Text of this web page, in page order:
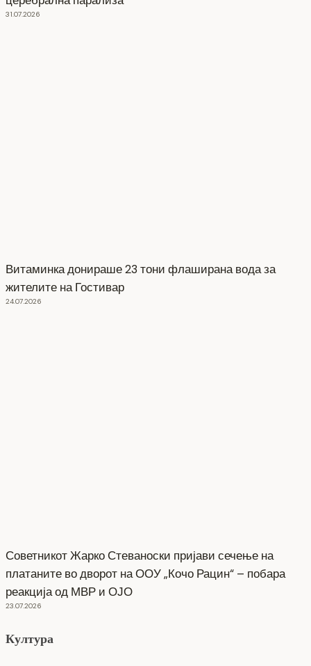
31.07.2026
Витаминка донираше 23 тони флаширана вода за
жителите на Гостивар
24.07.2026
Советникот Жарко Стеваноски пријави сечење на
платаните во дворот на ООУ „Кочо Рацин“ – побара
реакција од МВР и ОЈО
23.07.2026
Култура